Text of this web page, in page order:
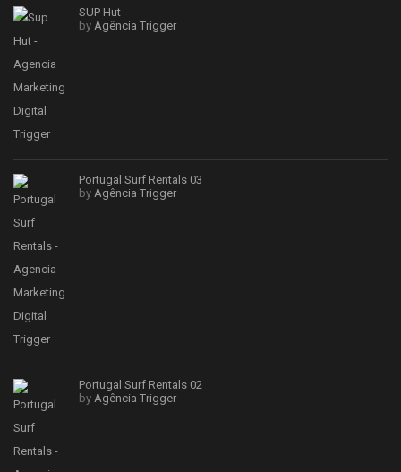
SUP Hut
by Agência Trigger
Portugal Surf Rentals 03
by Agência Trigger
Portugal Surf Rentals 02
by Agência Trigger